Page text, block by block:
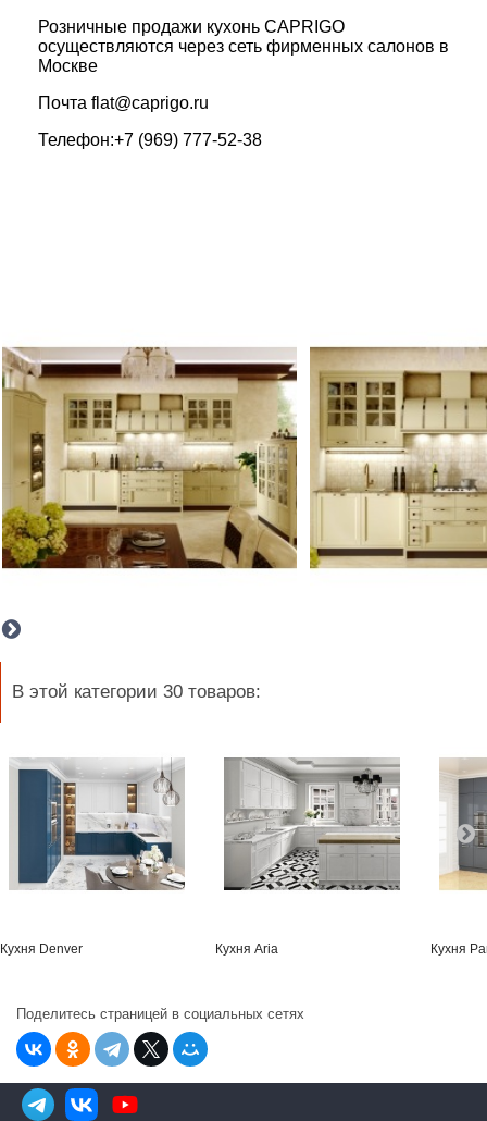
Розничные продажи кухонь CAPRIGO
осуществляются через сеть фирменных салонов в
Москве
Почта flat@caprigo.ru
Телефон:+7 (969) 777-52-38
В этой категории 30 товаров:
Кухня Denver Кухня Aria Кухня
Поделитесь страницей в социальных сетях